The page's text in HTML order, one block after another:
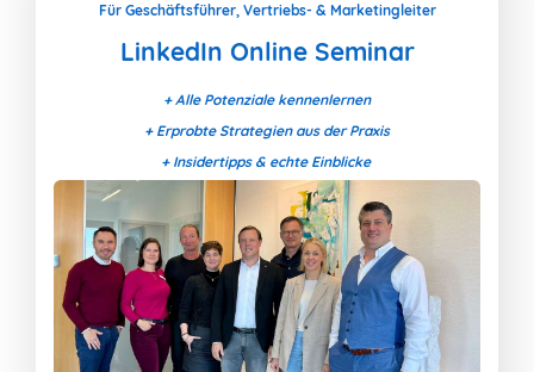
Für Geschäftsführer, Vertriebs- & Marketingleiter
LinkedIn Online Seminar
+ Alle Potenziale kennenlernen
+ Erprobte Strategien aus der Praxis
+ Insidertipps & echte Einblicke